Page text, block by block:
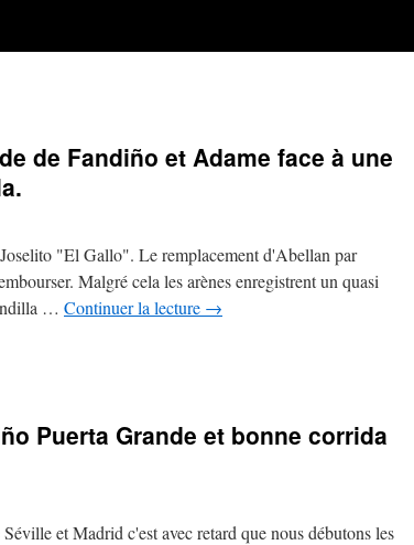
de Fandiño et Adame face à une
"El Gallo". Le remplacement d'Abellan par
Malgré cela les arènes enregistrent un quasi
… Continuer la lecture →
Puerta Grande et bonne corrida
et Madrid c'est avec retard que nous débutons les